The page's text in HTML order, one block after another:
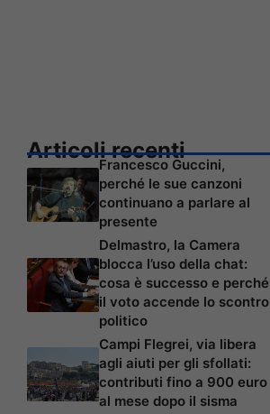
Articoli recenti
Francesco Guccini,
perché le sue canzoni
continuano a parlare al
presente
Delmastro, la Camera
blocca l’uso della chat:
cosa è successo e perché
il voto accende lo scontro
politico
Campi Flegrei, via libera
agli aiuti per gli sfollati:
contributi fino a 900 euro
al mese dopo il sisma